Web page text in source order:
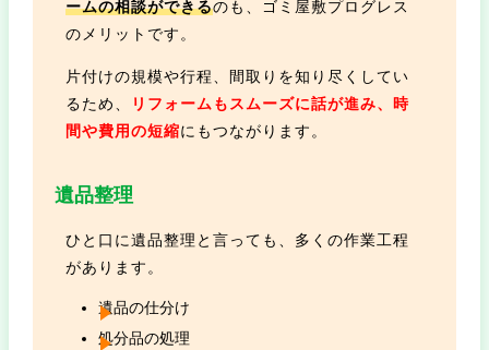
ームの相談ができるのも、ゴミ屋敷プログレス
のメリットです。
片付けの規模や行程、間取りを知り尽くしてい
るため、
リフォームもスムーズに話が進み、時
間や費用の短縮にもつながります。
遺品整理
ひと口に遺品整理と言っても、多くの作業工程
があります。
遺品の仕分け
処分品の処理